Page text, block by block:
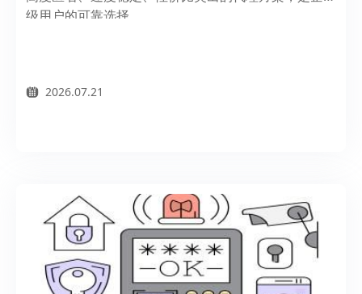
级用户的可靠选择。
2026.07.21